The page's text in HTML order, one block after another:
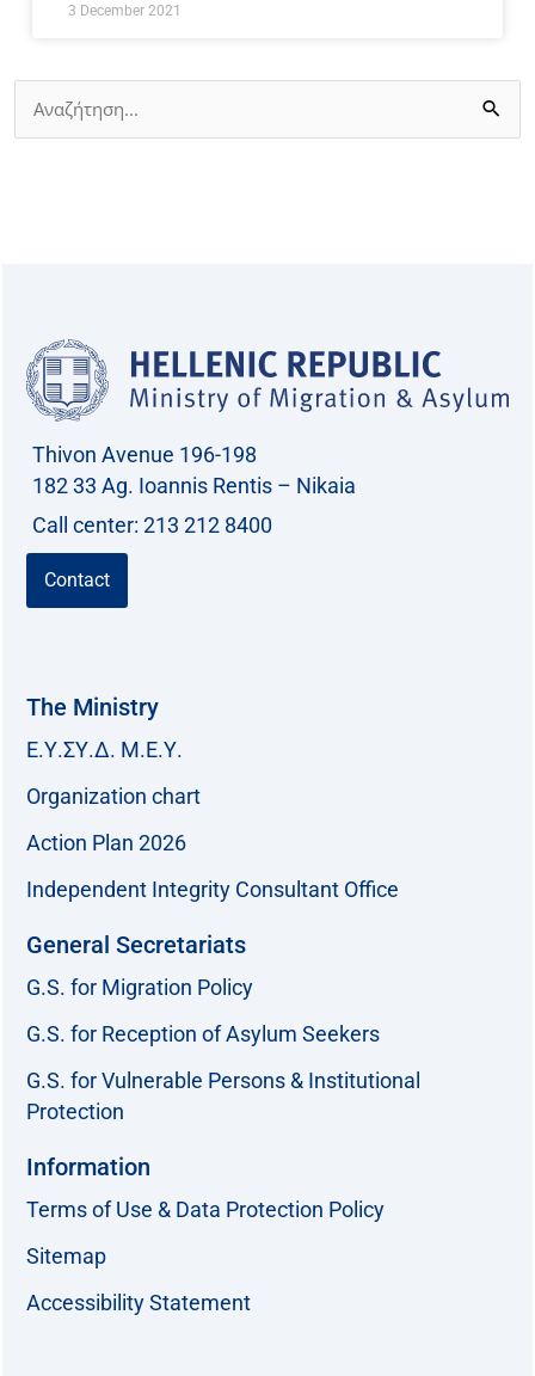
3 December 2021
Search
for:
Thivon Avenue 196-198
182 33 Ag. Ioannis Rentis – Nikaia
Call center: 213 212 8400
Contact
The Ministry
Ε.Υ.ΣΥ.Δ. Μ.Ε.Υ.
Organization chart
Action Plan 2026
Independent Integrity Consultant Office
General Secretariats
G.S. for Migration Policy
G.S. for Reception of Asylum Seekers
G.S. for Vulnerable Persons & Institutional
Protection
Information
Terms of Use & Data Protection Policy
Sitemap
Accessibility Statement